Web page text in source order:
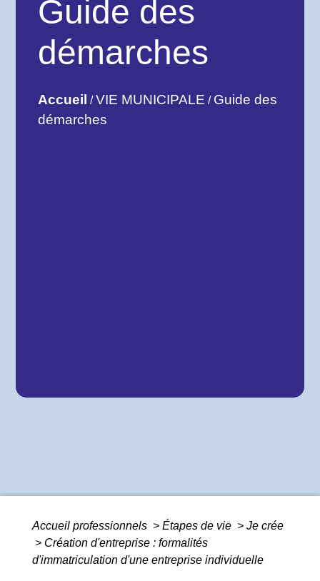
Guide des
démarches
Accueil /VIE MUNICIPALE / Guide des
démarches
Accueil professionnels > Étapes de vie > Je crée
> Création d'entreprise : formalités
d'immatriculation d'une entreprise individuelle